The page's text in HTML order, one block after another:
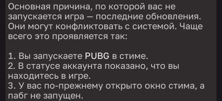
Основная причина, по которой вас не
запускается игра — последние обновления.
Они могут конфликтовать с системой. Чаще
всего это проявляется так:
Вы запускаете PUBG в стиме.
В статусе аккаунта показано, что вы
находитесь в игре.
У вас по-прежнему открыто окно стима, а
пабг не запущен.